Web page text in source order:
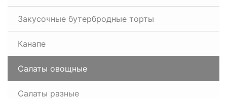
Закусочные бутербродные торты
Канапе
Салаты овощные
Салаты разные